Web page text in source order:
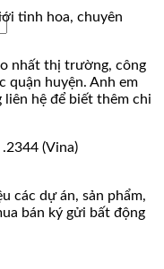
tinh hoa, chuyên
nhất thị trường, công
quận huyện. Anh em
hệ để biết thêm chi
(Vina)